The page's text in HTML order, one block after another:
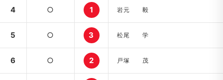
4 ○ 1 岩元 毅
5 ○ 3 松尾 学
6 ○ 2 戸塚 茂